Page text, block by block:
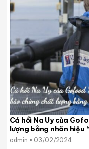
Cá hồi Na Uy của
lượng bằng nhãn
admin 03/02/2024